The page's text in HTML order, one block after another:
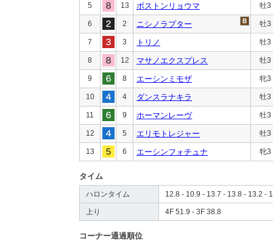
5 13 ボストンリョウマ 牡3
6 2 ニシノラプター 牡3
7 3 トリノ 牡3
8 12 マサノエクスプレス 牡3
9 8 エーシンミモザ 牝3
10 4 ダンスラナキラ 牡3
11 9 ホーマンレーヴ 牡3
12 5 エリモトレジャー 牡3
13 6 エーシンフォチュナ 牝3
タイム
ハロンタイム 12.8 - 10.9 - 13.7 - 13.8 - 13.2 -
上り 4F 51.9 - 3F 38.8
コーナー通過順位